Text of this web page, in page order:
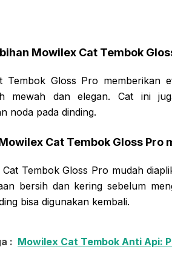
Mowilex Cat Tembok
Tembok Gloss Pro memberikan
mewah dan elegan. Cat ini
noda pada dinding.
Cat Tembok Gloss Pro
Tembok Gloss Pro mudah
bersih dan kering sebelum
bisa digunakan kembali.
: Mowilex Cat Tembok Anti Api: